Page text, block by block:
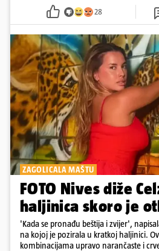
28
ZAGOLICALA MAŠTU
FOTO Nives diže
haljinica skoro je
'Kada se pronađu beštija i zvijer',
na kojoj je pozirala u kratkoj haljinici.
kombinacijama upravo narančaste i